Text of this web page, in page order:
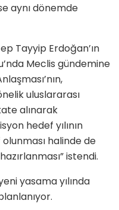
aynı dönemde
Tayyip Erdoğan’ın
Meclis gündemine
uluslararası
alınarak
hedef yılının
halinde de
istendi.
yasama yılında